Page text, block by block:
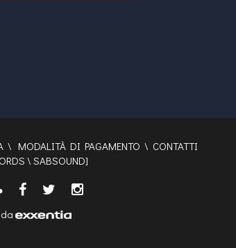
\ MODALITÀ DI PAGAMENTO \ CONTATTI
\ SABSOUND]
da